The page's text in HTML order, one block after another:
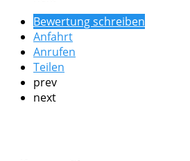
Bewertung schreiben
Anfahrt
Anrufen
Teilen
prev
next